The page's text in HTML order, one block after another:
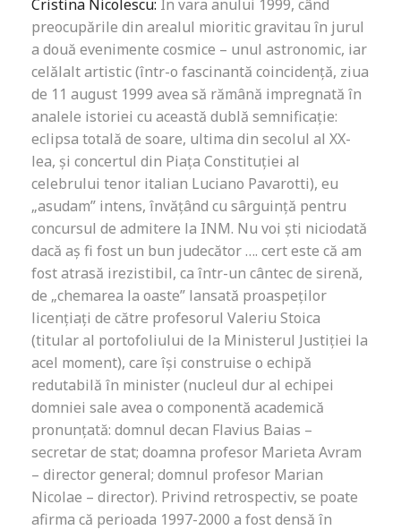
Cristina Nicolescu: În vara anului 1999, când
preocupările din arealul mioritic gravitau în jurul
a două evenimente cosmice – unul astronomic, iar
celălalt artistic (într-o fascinantă coincidență, ziua
de 11 august 1999 avea să rămână impregnată în
analele istoriei cu această dublă semnificație:
eclipsa totală de soare, ultima din secolul al XX-
lea, și concertul din Piața Constituției al
celebrului tenor italian Luciano Pavarotti), eu
„asudam” intens, învățând cu sârguință pentru
concursul de admitere la INM. Nu voi ști niciodată
dacă aș fi fost un bun judecător …. cert este că am
fost atrasă irezistibil, ca într-un cântec de sirenă,
de „chemarea la oaste” lansată proaspeților
licențiați de către profesorul Valeriu Stoica
(titular al portofoliului de la Ministerul Justiției la
acel moment), care își construise o echipă
redutabilă în minister (nucleul dur al echipei
domniei sale avea o componentă academică
pronunțată: domnul decan Flavius Baias –
secretar de stat; doamna profesor Marieta Avram
– director general; domnul profesor Marian
Nicolae – director). Privind retrospectiv, se poate
afirma că perioada 1997-2000 a fost densă în